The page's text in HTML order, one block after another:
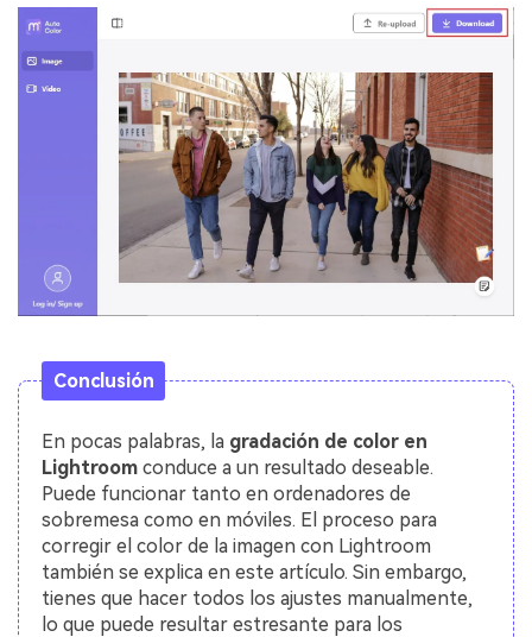
Conclusión
En pocas palabras, la gradación de color en
Lightroom conduce a un resultado deseable.
Puede funcionar tanto en ordenadores de
sobremesa como en móviles. El proceso para
corregir el color de la imagen con Lightroom
también se explica en este artículo. Sin embargo,
tienes que hacer todos los ajustes manualmente,
lo que puede resultar estresante para los